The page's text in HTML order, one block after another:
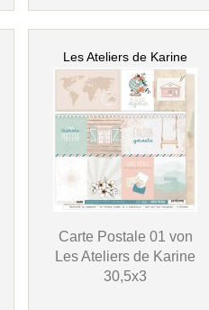
Les Ateliers de Karine
Carte Postale 01 von
Les Ateliers de Karine
30,5x3